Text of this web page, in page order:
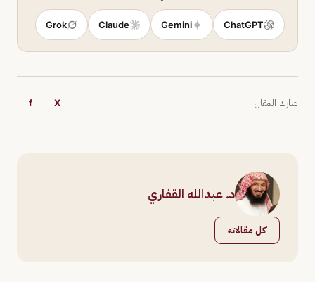
ChatGPT
Gemini
Claude
Grok
شارك المقال X
f
د. عبدالله القفاري
كل مقالاته